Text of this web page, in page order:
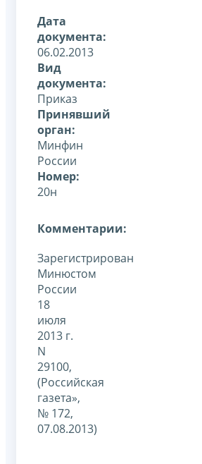
Дата
документа:
06.02.2013
Вид
документа:
Приказ
Принявший
орган:
Минфин
России
Номер:
20н
Комментарии:
Зарегистрирован
Минюстом
России
18
июля
2013 г.
N
29100,
(Российская
газета»,
№ 172,
07.08.2013)